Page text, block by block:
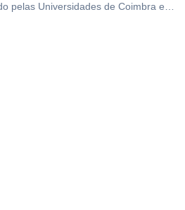
pelas Universidades de Coimbra e